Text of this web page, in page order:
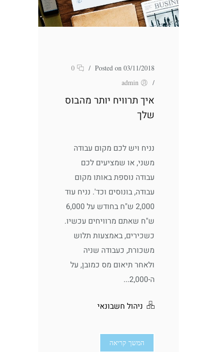
Posted on 03/11/2018
/
/
admin
איך תרוויח יותר מהבוס
שלך
נניח ויש לכם מקום עבודה
משני, או שמציעים לכם
עבודה נוספת באותו מקום
עבודה, בונוסים וכד'. נניח עוד
2,000 ש"ח בחודש על 6,000
ש"ח שאתם מרוויחים עכשיו.
כשכירים, באמצעות תלוש
משכורת, כעבודה שניה
ולאחר תיאום מס כמובן, על
ה-2,000...
ניהול חשבונאי
המשך קריאה